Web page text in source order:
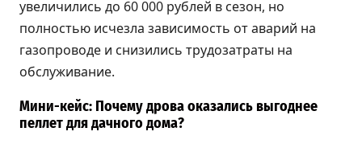
увеличились до 60 000 рублей в сезон, но
полностью исчезла зависимость от аварий на
газопроводе и снизились трудозатраты на
обслуживание.
Мини-кейс: Почему дрова оказались выгоднее
пеллет для дачного дома?